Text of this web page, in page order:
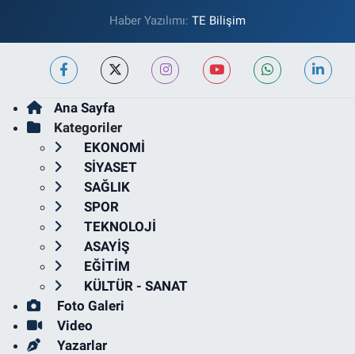
Haber Yazılımı: TE Bilişim
Ana Sayfa
Kategoriler
EKONOMİ
SİYASET
SAĞLIK
SPOR
TEKNOLOJİ
ASAYİŞ
EĞİTİM
KÜLTÜR - SANAT
Foto Galeri
Video
Yazarlar